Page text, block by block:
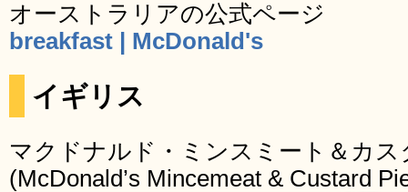
オーストラリアの公式ページ
breakfast | McDonald's
イギリス
マクドナルド・ミンスミート＆カス
(McDonald’s Mincemeat & Custard